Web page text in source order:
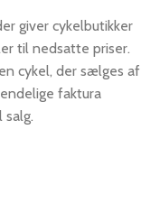
giver cykelbutikker
til nedsatte priser.
cykel, der sælges af
faktura